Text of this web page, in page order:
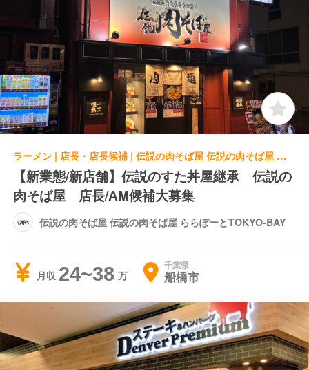
ラーメン | 店長・店長候補 | 伝説の肉そば屋 伝説の肉そば屋 ららぽーとTOKYO-BAY
【新業態/新店舗】伝説のすた丼屋継承 伝説の
肉そば屋 店長/AM候補大募集
伝説の肉そば屋 伝説の肉そば屋 ららぽーとTOKYO-BAY
月収 24~38 千葉県
船橋市